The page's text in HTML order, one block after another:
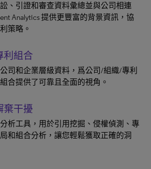
、引證和審查資料彙總並與公司相連
Analytics 提供更豐富的背景資訊，協
策略。
利組合
司和企業層級資料，爲公司/組織/專利
合提供了可靠且全面的視角。
棄干擾
析工具，用於引用挖掘、侵權偵測、專
和組合分析，讓您輕鬆獲取正確的洞